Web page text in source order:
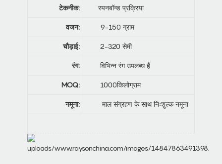
टेकनीक: स्पनबॉन्ड प्रक्रिया
वजन: 9-150 ग्राम
चौड़ाई: 2-320 सेमी
रंग: विभिन्न रंग उपलब्ध हैं
MOQ: 1000किलोग्राम
नमूना: माल संग्रहण के साथ निःशुल्क नमूना